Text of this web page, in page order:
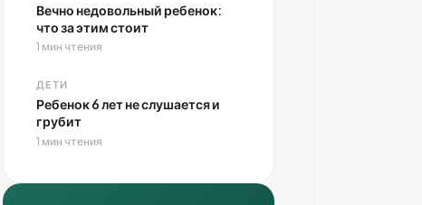
Вечно недовольный ребенок:
что за этим стоит
1 мин чтения
ДЕТИ
Ребенок 6 лет не слушается и
грубит
1 мин чтения